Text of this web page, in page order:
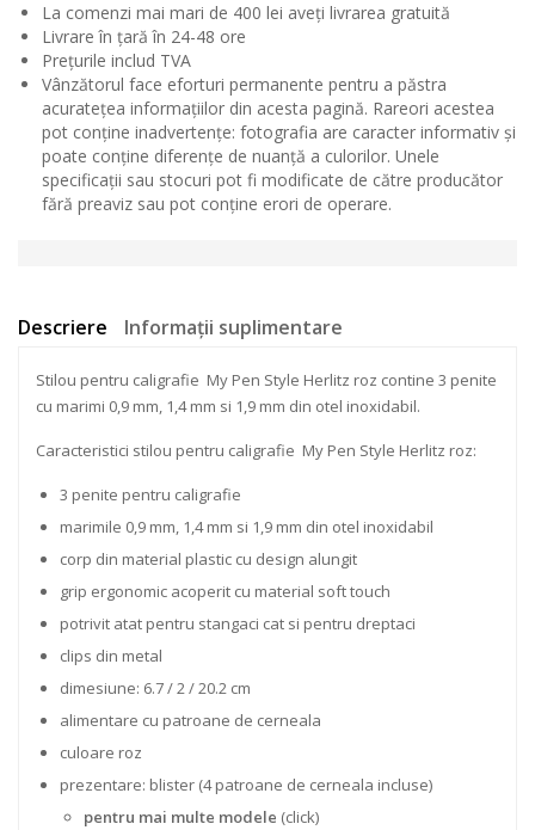
La comenzi mai mari de 400 lei aveți livrarea gratuită
Livrare în țară în 24-48 ore
Prețurile includ TVA
Vânzătorul face eforturi permanente pentru a păstra
acuratețea informațiilor din acesta pagină. Rareori acestea
pot conține inadvertențe: fotografia are caracter informativ și
poate conține diferențe de nuanță a culorilor. Unele
specificații sau stocuri pot fi modificate de către producător
fără preaviz sau pot conține erori de operare.
Descriere Informații suplimentare
Stilou pentru caligrafie My Pen Style Herlitz roz contine 3 penite
cu marimi 0,9 mm, 1,4 mm si 1,9 mm din otel inoxidabil.
Caracteristici stilou pentru caligrafie My Pen Style Herlitz roz:
3 penite pentru caligrafie
marimile 0,9 mm, 1,4 mm si 1,9 mm din otel inoxidabil
corp din material plastic cu design alungit
grip ergonomic acoperit cu material soft touch
potrivit atat pentru stangaci cat si pentru dreptaci
clips din metal
dimesiune: 6.7 / 2 / 20.2 cm
alimentare cu patroane de cerneala
culoare roz
prezentare: blister (4 patroane de cerneala incluse)
pentru mai multe modele (click)